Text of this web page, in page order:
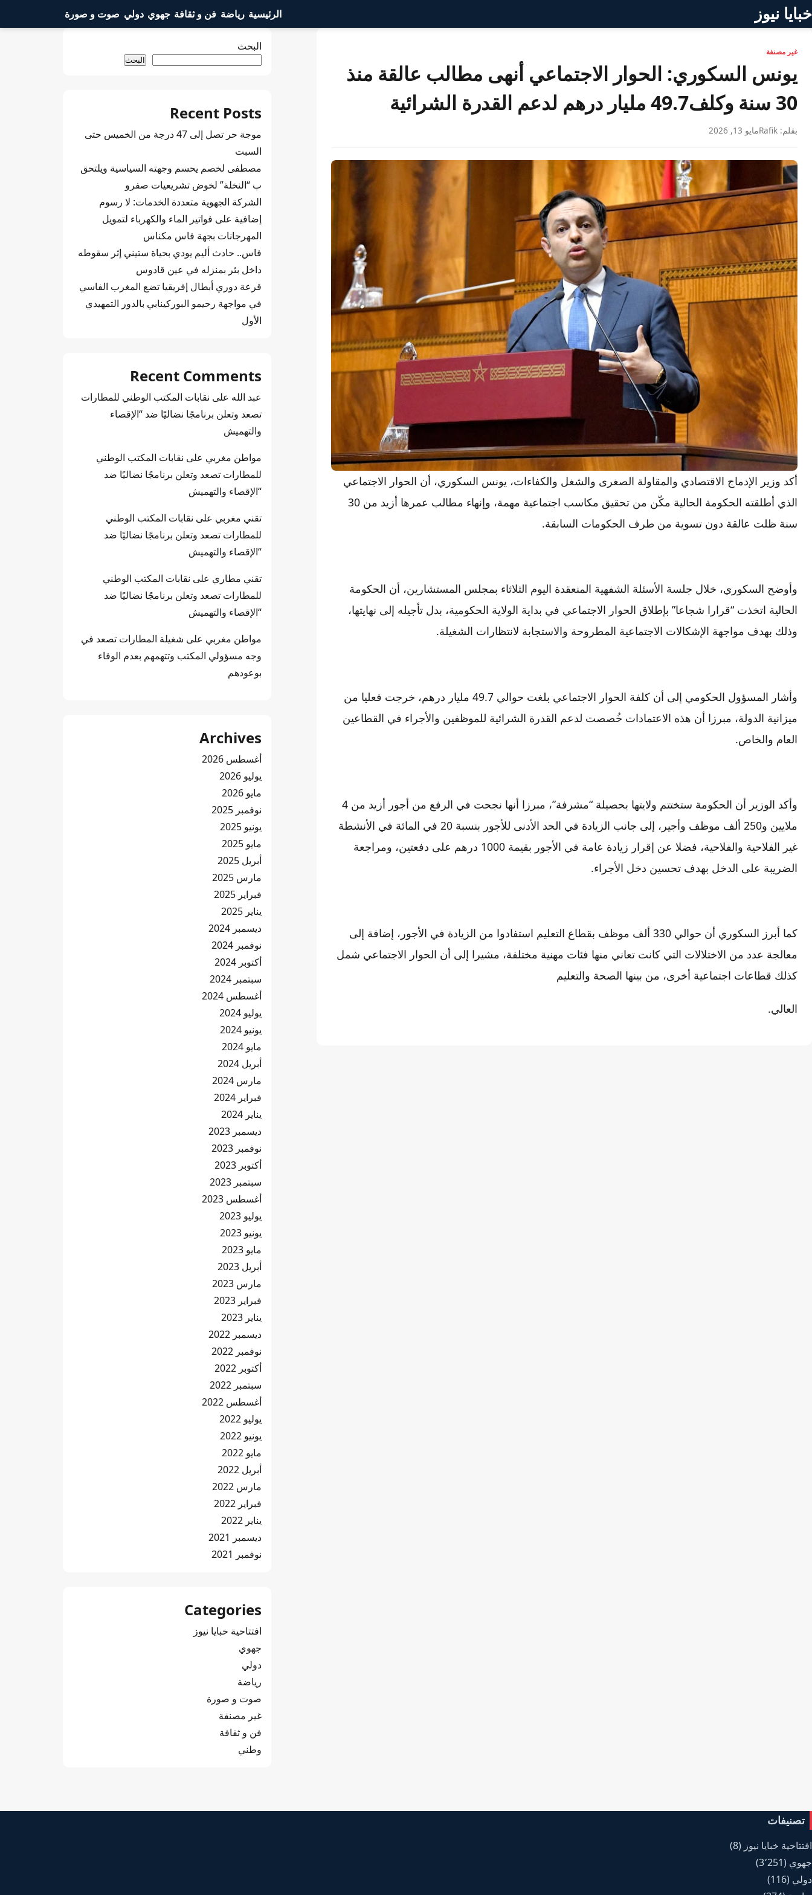
خبايا نيوز الرئيسية رياضة فن و ثقافة جهوي دولي صوت و صورة
غير مصنفة
يونس السكوري: الحوار الاجتماعي أنهى مطالب عالقة منذ
30 سنة وكلف49.7 مليار درهم لدعم القدرة الشرائية
بقلم: Rafik مايو 13, 2026
أكد وزير الإدماج الاقتصادي والمقاولة الصغرى والشغل والكفاءات، يونس السكوري، أن الحوار الاجتماعي
الذي أطلقته الحكومة الحالية مكّن من تحقيق مكاسب اجتماعية مهمة، وإنهاء مطالب عمرها أزيد من 30
سنة ظلت عالقة دون تسوية من طرف الحكومات السابقة.
وأوضح السكوري، خلال جلسة الأسئلة الشفهية المنعقدة اليوم الثلاثاء بمجلس المستشارين، أن الحكومة
الحالية اتخذت “قرارا شجاعا” بإطلاق الحوار الاجتماعي في بداية الولاية الحكومية، بدل تأجيله إلى نهايتها،
وذلك بهدف مواجهة الإشكالات الاجتماعية المطروحة والاستجابة لانتظارات الشغيلة.
وأشار المسؤول الحكومي إلى أن كلفة الحوار الاجتماعي بلغت حوالي 49.7 مليار درهم، خرجت فعليا من
ميزانية الدولة، مبرزا أن هذه الاعتمادات خُصصت لدعم القدرة الشرائية للموظفين والأجراء في القطاعين
العام والخاص.
وأكد الوزير أن الحكومة ستختتم ولايتها بحصيلة “مشرفة”، مبرزا أنها نجحت في الرفع من أجور أزيد من 4
ملايين و250 ألف موظف وأجير، إلى جانب الزيادة في الحد الأدنى للأجور بنسبة 20 في المائة في الأنشطة
غير الفلاحية والفلاحية، فضلا عن إقرار زيادة عامة في الأجور بقيمة 1000 درهم على دفعتين، ومراجعة
الضريبة على الدخل بهدف تحسين دخل الأجراء.
كما أبرز السكوري أن حوالي 330 ألف موظف بقطاع التعليم استفادوا من الزيادة في الأجور، إضافة إلى
معالجة عدد من الاختلالات التي كانت تعاني منها فئات مهنية مختلفة، مشيرا إلى أن الحوار الاجتماعي شمل
كذلك قطاعات اجتماعية أخرى، من بينها الصحة والتعليم
العالي.
البحث
البحث
Recent Posts
موجة حر تصل إلى 47 درجة من الخميس حتى
السبت
مصطفى لخصم يحسم وجهته السياسية ويلتحق
ب “النخلة” لخوض تشريعيات صفرو
الشركة الجهوية متعددة الخدمات: لا رسوم
إضافية على فواتير الماء والكهرباء لتمويل
المهرجانات بجهة فاس مكناس
فاس.. حادث أليم يودي بحياة ستيني إثر سقوطه
داخل بئر بمنزله في عين قادوس
قرعة دوري أبطال إفريقيا تضع المغرب الفاسي
في مواجهة رحيمو البوركينابي بالدور التمهيدي
الأول
Recent Comments
عبد الله على نقابات المكتب الوطني للمطارات
تصعد وتعلن برنامجًا نضاليًا ضد “الإقصاء
والتهميش
مواطن مغربي على نقابات المكتب الوطني
للمطارات تصعد وتعلن برنامجًا نضاليًا ضد
“الإقصاء والتهميش
تقني مغربي على نقابات المكتب الوطني
للمطارات تصعد وتعلن برنامجًا نضاليًا ضد
“الإقصاء والتهميش
تقني مطاري على نقابات المكتب الوطني
للمطارات تصعد وتعلن برنامجًا نضاليًا ضد
“الإقصاء والتهميش
مواطن مغربي على شغيلة المطارات تصعد في
وجه مسؤولي المكتب وتتهمهم بعدم الوفاء
بوعودهم
Archives
أغسطس 2026
يوليو 2026
مايو 2026
نوفمبر 2025
يونيو 2025
مايو 2025
أبريل 2025
مارس 2025
فبراير 2025
يناير 2025
ديسمبر 2024
نوفمبر 2024
أكتوبر 2024
سبتمبر 2024
أغسطس 2024
يوليو 2024
يونيو 2024
مايو 2024
أبريل 2024
مارس 2024
فبراير 2024
يناير 2024
ديسمبر 2023
نوفمبر 2023
أكتوبر 2023
سبتمبر 2023
أغسطس 2023
يوليو 2023
يونيو 2023
مايو 2023
أبريل 2023
مارس 2023
فبراير 2023
يناير 2023
ديسمبر 2022
نوفمبر 2022
أكتوبر 2022
سبتمبر 2022
أغسطس 2022
يوليو 2022
يونيو 2022
مايو 2022
أبريل 2022
مارس 2022
فبراير 2022
يناير 2022
ديسمبر 2021
نوفمبر 2021
Categories
افتتاحية خبايا نيوز
جهوي
دولي
رياضة
صوت و صورة
غير مصنفة
فن و ثقافة
وطني
تصنيفات
افتتاحية خبايا نيوز (8)
جهوي (3٬251)
دولي (116)